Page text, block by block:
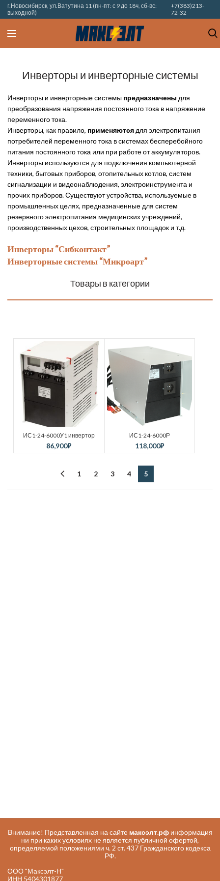
г.Новосибирск, ул.Ватутина 11 (пн-пт: с 9 до 18ч, сб-вс:
выходной)
+7(383)213-
72-32
Инверторы и инверторные системы
Инверторы и инверторные системы предназначены для
преобразования напряжения постоянного тока в напряжение
переменного тока.
Инверторы, как правило, применяются для электропитания
потребителей переменного тока в системах бесперебойного
питания постоянного тока или при работе от аккумуляторов.
Инверторы используются для подключения компьютерной
техники, бытовых приборов, отопительных котлов, систем
сигнализации и видеонаблюдения, электроинструмента и
прочих приборов. Существуют устройства, используемые в
промышленных целях, предназначенные для систем
резервного электропитания медицинских учреждений,
производственных цехов, строительных площадок и т.д.
Инверторы “Сибконтакт”
Инверторные системы “Микроарт”
Товары в категории
ИС1-24-6000У1 инвертор
86,900₽
ИС1-24-6000Р
118,000₽
1 2 3 4 5
Внимание! Представленная на сайте максэлт.рфинформация
ни при каких условиях не является публичной офертой,
определяемой положениями ч. 2 ст. 437 Гражданского кодекса
РФ.
ООО "Максэлт-Н"
ИНН 5404301877